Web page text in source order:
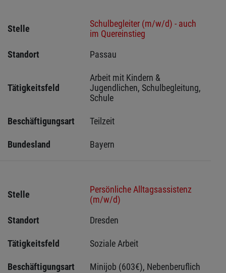
Stelle
Schulbegleiter (m/w/d) - auch
im Quereinstieg
Standort
Passau
Tätigkeitsfeld
Arbeit mit Kindern &
Jugendlichen, Schulbegleitung,
Schule
Beschäftigungsart Teilzeit
Bundesland Bayern
Stelle
Persönliche Alltagsassistenz
(m/w/d)
Standort
Dresden
Tätigkeitsfeld Soziale Arbeit
Beschäftigungsart Minijob (603€), Nebenberuflich